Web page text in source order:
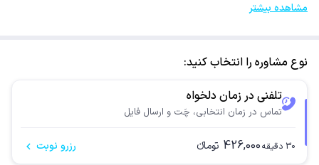
مشاهده بیشتر
نوع مشاوره را انتخاب کنید:
تلفنی در زمان دلخواه
تماس در زمان انتخابی، چَت و ارسال فایل
30 دقیقه426,000 تومانء رزرو نوبت